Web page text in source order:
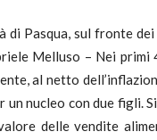
di Pasqua, sul fronte
Melluso – Nei primi
al netto
un nucleo con due figli.
delle vendite